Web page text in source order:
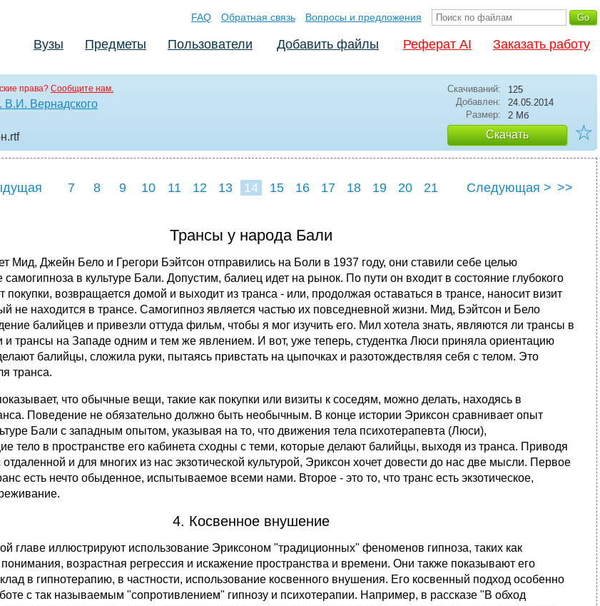
FAQ Обратная связь Вопросы и предложения
Вузы Предметы Пользователи Добавить файлы Реферат AI Заказать работу
права? Сообщите нам.
В.И. Вернадского
.rtf
Скачиваний:
125
Добавлен:
24.05.2014
Размер:
2 Мб
Скачать ☆
7 8 9 10 11 12 13 14 15 16 17 18 19 20
21
Следующая > >>
Трансы у народа Бали
Мид, Джейн Бело и Грегори Бэйтсон отправились на Боли в 1937 году, они ставили себе целью
самогипноза в культуре Бали. Допустим, балиец идет на рынок. По пути он входит в состояние глубокого
покупки, возвращается домой и выходит из транса - или, продолжая оставаться в трансе, наносит визит
не находится в трансе. Самогипноз является частью их повседневной жизни. Мид, Бэйтсон и Бело
балийцев и привезли оттуда фильм, чтобы я мог изучить его. Мил хотела знать, являются ли трансы в
и трансы на Западе одним и тем же явлением. И вот, уже теперь, студентка Люси приняла ориентацию
балийцы, сложила руки, пытаясь привстать на цыпочках и разотождествляя себя с телом. Это
транса.
что обычные вещи, такие как покупки или визиты к соседям, можно делать, находясь в
Поведение не обязательно должно быть необычным. В конце истории Эриксон сравнивает опыт
Бали с западным опытом, указывая на то, что движения тела психотерапевта (Люси),
тело в пространстве его кабинета сходны с теми, которые делают балийцы, выходя из транса. Приводя
отдаленной и для многих из нас экзотической культурой, Эриксон хочет довести до нас две мысли. Первое
есть нечто обыденное, испытываемое всеми нами. Второе - это то, что транс есть экзотическое,
4. Косвенное внушение
главе иллюстрируют использование Эриксоном "традиционных" феноменов гипноза, таких как
понимания, возрастная регрессия и искажение пространства и времени. Они также показывают его
в гипнотерапию, в частности, использование косвенного внушения. Его косвенный подход особенно
с так называемым "сопротивлением" гипнозу и психотерапии. Например, в рассказе "В обход